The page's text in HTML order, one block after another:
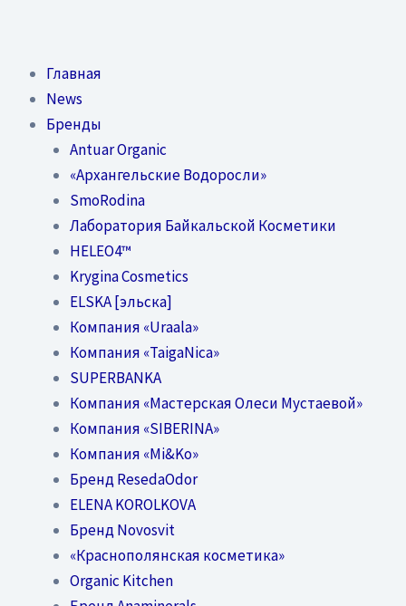
Главная
News
Бренды
Antuar Organic
«Архангельские Водоросли»
SmoRodina
Лаборатория Байкальской Косметики
HELEO4™
Krygina Cosmetics
ELSKA [эльска]
Компания «Uraala»
Компания «TaigaNica»
SUPERBANKA
Компания «Мастерская Олеси Мустаевой»
Компания «SIBERINA»
Компания «Mi&Ko»
Бренд ResedaOdor
ELENA KOROLKOVA
Бренд Novosvit
«Краснополянская косметика»
Organic Kitchen